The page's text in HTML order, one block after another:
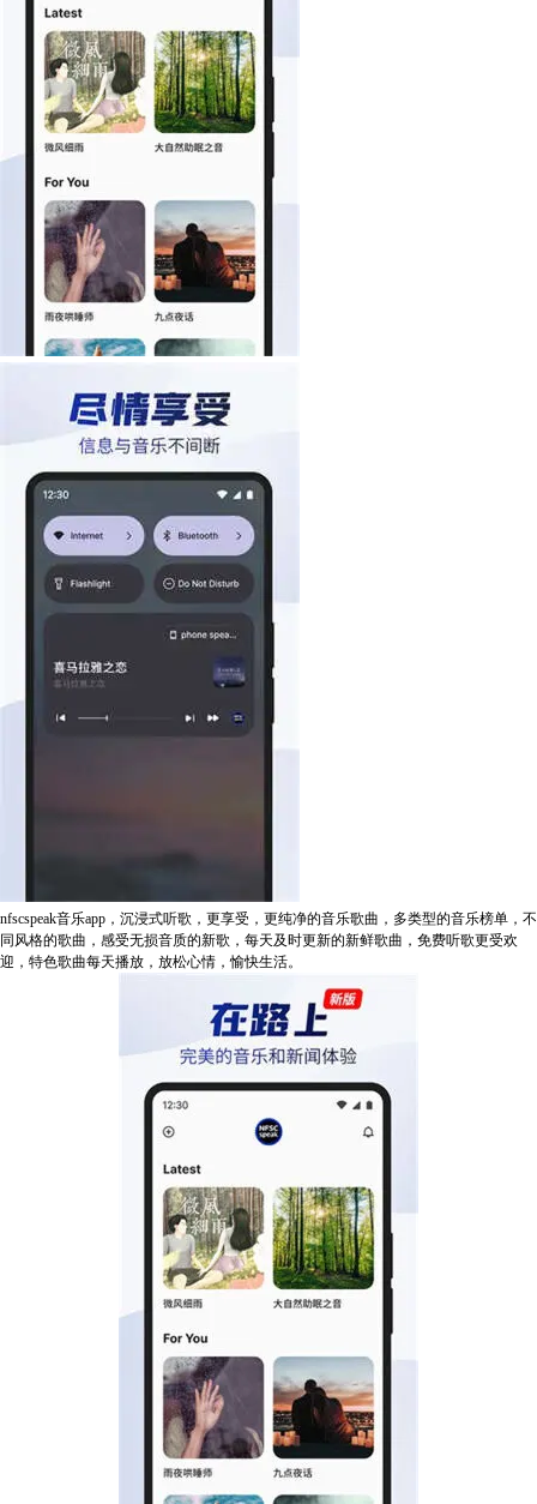
nfscspeak音乐app，沉浸式听歌，更享受，更纯净的音乐歌曲，多类型的音乐榜单，不
同风格的歌曲，感受无损音质的新歌，每天及时更新的新鲜歌曲，免费听歌更受欢
迎，特色歌曲每天播放，放松心情，愉快生活。